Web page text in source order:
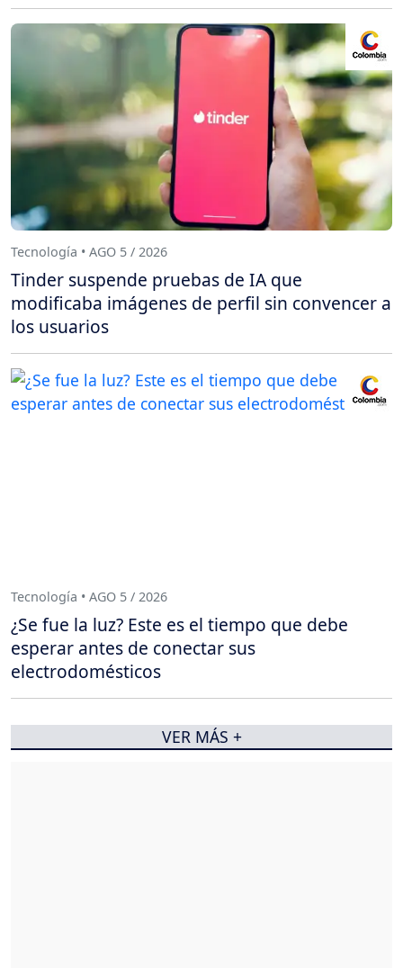
Tecnología • AGO 5 / 2026
Tinder suspende pruebas de IA que
modificaba imágenes de perfil sin convencer a
los usuarios
Tecnología • AGO 5 / 2026
¿Se fue la luz? Este es el tiempo que debe
esperar antes de conectar sus
electrodomésticos
VER MÁS +